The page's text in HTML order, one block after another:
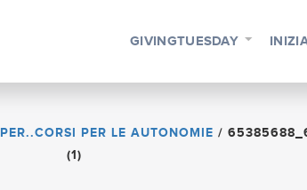
GIVINGTUESDAY
PER..CORSI PER LE AUTONOMIE /
(1)